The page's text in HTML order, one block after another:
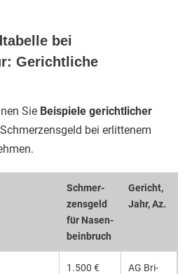
bei
Gerichtliche
Sie Beispiele gerichtlicher
bei erlittenem
Schmer­
zens­geld
für Na­sen­
bein­bruch
Ge­richt,
Jahr, Az.
1.500 €
AG Bri­